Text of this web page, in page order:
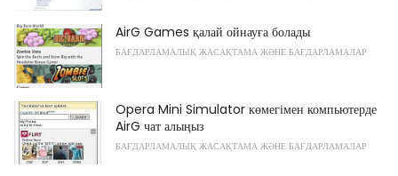
AirG Games қалай ойнауға болады
БАҒДАРЛАМАЛЫҚ ЖАСАҚТАМА ЖӘНЕ БАҒДАРЛАМАЛАР
Opera Mini Simulator көмегімен компьютерде
AirG чат алыңыз
БАҒДАРЛАМАЛЫҚ ЖАСАҚТАМА ЖӘНЕ БАҒДАРЛАМАЛАР